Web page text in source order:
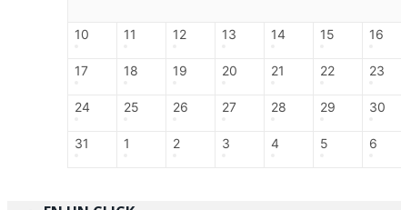
10 11 12 13 14 15 16
17 18 19 20 21 22 23
24 25 26 27 28 29 30
31 1 2 3 4 5 6